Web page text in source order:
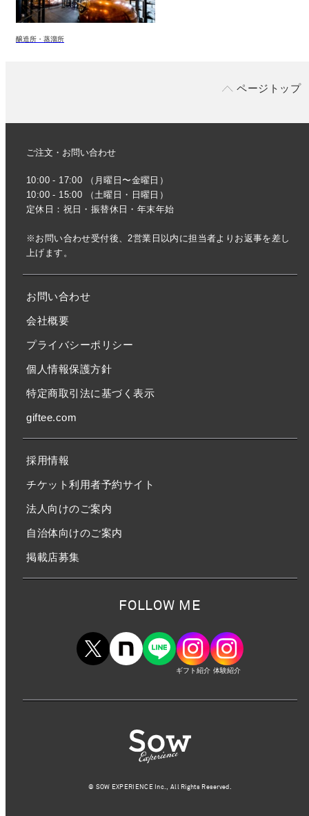
醸造所・蒸溜所
ページトップ
ご注文・お問い合わせ
10:00 - 17:00 （月曜日〜金曜日）
10:00 - 15:00 （土曜日・日曜日）
定休日：祝日・振替休日・年末年始
※お問い合わせ受付後、2営業日以内に担当者よりお返事を差し
上げます。
お問い合わせ
会社概要
プライバシーポリシー
個人情報保護方針
特定商取引法に基づく表示
giftee.com
採用情報
チケット利用者予約サイト
法人向けのご案内
自治体向けのご案内
掲載店募集
FOLLOW ME
ギフト紹介 体験紹介
©︎ SOW EXPERIENCE Inc., All Rights Reserved.